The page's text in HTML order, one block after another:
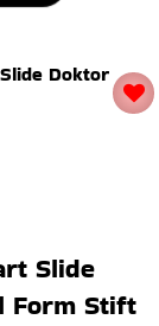
Slide
Form Stift